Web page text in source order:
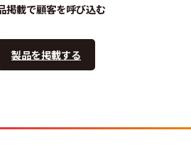
掲載で顧客を呼び込む
製品を掲載する